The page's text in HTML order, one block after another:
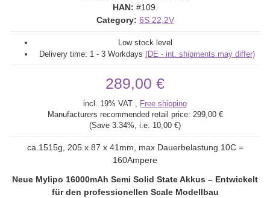
HAN: #109.
Category: 6S 22,2V
Low stock level
Delivery time: 1 - 3 Workdays (DE - int. shipments may differ)
289,00 €
incl. 19% VAT , Free shipping
Manufacturers recommended retail price: 299,00 €
(Save 3.34%, i.e. 10,00 €)
ca.1515g, 205 x 87 x 41mm, max Dauerbelastung 10C =
160Ampere
Neue Mylipo 16000mAh Semi Solid State Akkus – Entwickelt
für den professionellen Scale Modellbau